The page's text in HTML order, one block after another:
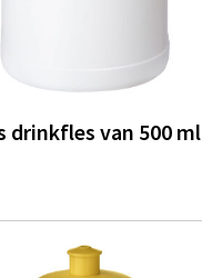
drinkfles van 500 ml